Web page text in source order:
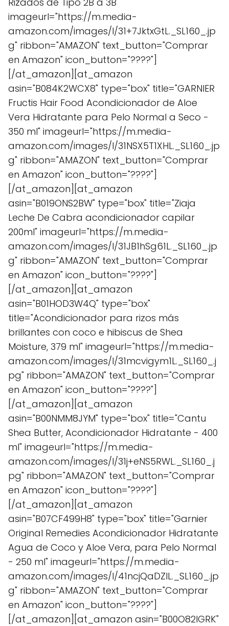
imageurl="https://m.media-
amazon.com/images/I/31+7JktxGtL._SL160_.jp
g" ribbon="AMAZON" text_button="Comprar
en Amazon" icon_button="????"]
[/at_amazon][at_amazon
asin="B084K2WCX8" type="box" title="GARNIER
Fructis Hair Food Acondicionador de Aloe
Vera Hidratante para Pelo Normal a Seco -
350 ml" imageurl="https://m.media-
amazon.com/images/I/31NSX5T1XHL._SL160_.jp
g" ribbon="AMAZON" text_button="Comprar
en Amazon" icon_button="????"]
[/at_amazon][at_amazon
asin="B019ONS2BW" type="box" title="Ziaja
Leche De Cabra acondicionador capilar
200ml" imageurl="https://m.media-
amazon.com/images/I/31JB1hSg61L._SL160_.jp
g" ribbon="AMAZON" text_button="Comprar
en Amazon" icon_button="????"]
[/at_amazon][at_amazon
asin="B01HOD3W4Q" type="box"
title="Acondicionador para rizos más
brillantes con coco e hibiscus de Shea
Moisture, 379 ml" imageurl="https://m.media-
amazon.com/images/I/31mcvigym1L._SL160_.j
pg" ribbon="AMAZON" text_button="Comprar
en Amazon" icon_button="????"]
[/at_amazon][at_amazon
asin="B00NMM8JYM" type="box" title="Cantu
Shea Butter, Acondicionador Hidratante - 400
ml" imageurl="https://m.media-
amazon.com/images/I/31j+eNS5RWL._SL160_.j
pg" ribbon="AMAZON" text_button="Comprar
en Amazon" icon_button="????"]
[/at_amazon][at_amazon
asin="B07CF499H8" type="box" title="Garnier
Original Remedies Acondicionador Hidratante
Agua de Coco y Aloe Vera, para Pelo Normal
- 250 ml" imageurl="https://m.media-
amazon.com/images/I/41ncjQaDZlL._SL160_.jp
g" ribbon="AMAZON" text_button="Comprar
en Amazon" icon_button="????"]
[/at_amazon][at_amazon asin="B00O82IGRK"